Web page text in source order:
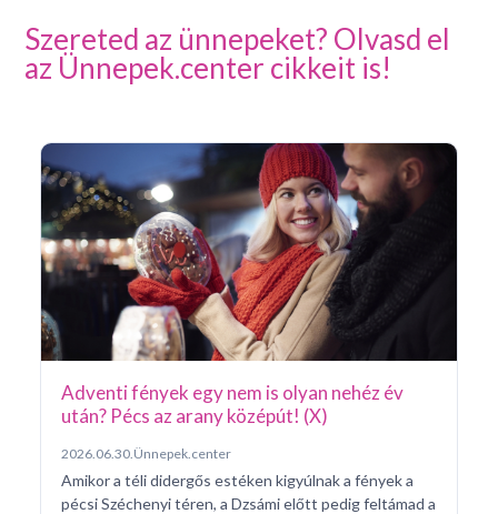
Szereted az ünnepeket? Olvasd el
az Ünnepek.center cikkeit is!
Adventi fények egy nem is olyan nehéz év
után? Pécs az arany középút! (X)
2026.06.30. Ünnepek.center
Amikor a téli didergős estéken kigyúlnak a fények a
pécsi Széchenyi téren, a Dzsámi előtt pedig feltámad a